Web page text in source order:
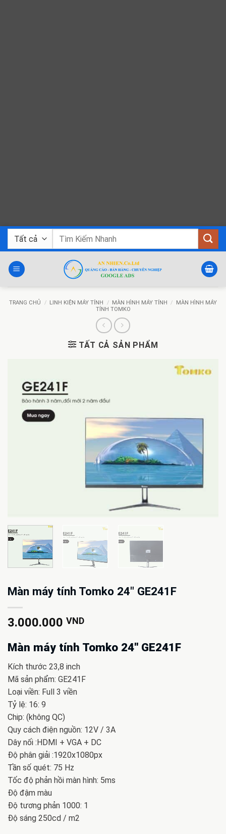
Bỏ
dung
Tìm
TRANG CHỦ / LINH KIỆN MÁY TÍNH / MÀN HÌNH MÁY TÍNH /
MÀN HÌNH MÁY
TÍNH TOMKO
TẤT CẢ SẢN PHẨM
Màn máy tính Tomko 24″ GE241F
3.000.000 VND
Màn máy tính Tomko 24″ GE241F
Kích thước 23,8 inch
Mã sản phẩm: GE241F
Loại viền: Full 3 viền
Tỷ lệ: 16: 9
Chip: (không QC)
Quy cách điện nguồn: 12V / 3A
Dây nối :HDMI + VGA + DC
Độ phân giải :1920x1080px
Tần số quét: 75 Hz
Tốc độ phản hồi màn hình: 5ms
Độ đậm màu
Độ tương phản 1000: 1
Độ sáng 250cd / m2